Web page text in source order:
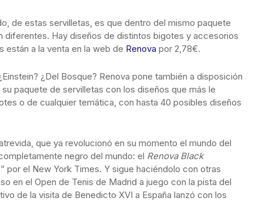
de estas servilletas, es que dentro del mismo paquete
diferentes. Hay diseños de distintos bigotes y accesorios
a la venta en la web de Renova por 2,78€.
¿Del Bosque? Renova pone también a disposición
paquete de servilletas con los diseños que más le
o de cualquier temática, con hasta 40 posibles diseños
que ya revolucionó en su momento el mundo del
negro del mundo: el Renova Black
por el New York Times. Y sigue haciéndolo con otras
en el Open de Tenis de Madrid a juego con la pista del
de la visita de Benedicto XVI a España lanzó con los